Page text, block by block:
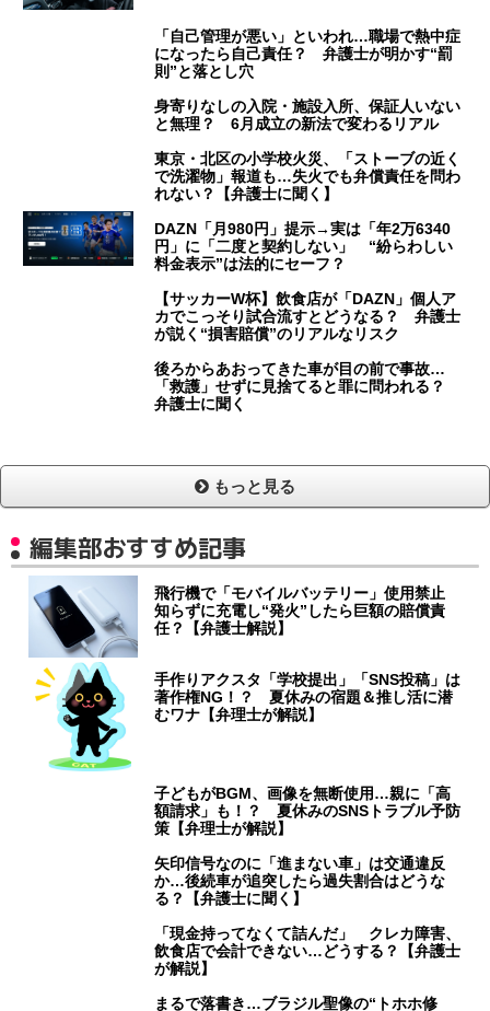
「自己管理が悪い」といわれ…職場で熱中症
になったら自己責任？ 弁護士が明かす“罰
則”と落とし穴
身寄りなしの入院・施設入所、保証人いない
と無理？ 6月成立の新法で変わるリアル
東京・北区の小学校火災、「ストーブの近く
で洗濯物」報道も…失火でも弁償責任を問わ
れない？【弁護士に聞く】
DAZN「月980円」提示→実は「年2万6340
円」に「二度と契約しない」 “紛らわしい
料金表示”は法的にセーフ？
【サッカーW杯】飲食店が「DAZN」個人ア
カでこっそり試合流すとどうなる？ 弁護士
が説く“損害賠償”のリアルなリスク
後ろからあおってきた車が目の前で事故…
「救護」せずに見捨てると罪に問われる？
弁護士に聞く
もっと見る
編集部おすすめ記事
飛行機で「モバイルバッテリー」使用禁止
知らずに充電し“発火”したら巨額の賠償責
任？【弁護士解説】
手作りアクスタ「学校提出」「SNS投稿」は
著作権NG！？ 夏休みの宿題＆推し活に潜
むワナ【弁理士が解説】
子どもがBGM、画像を無断使用…親に「高
額請求」も！？ 夏休みのSNSトラブル予防
策【弁理士が解説】
矢印信号なのに「進まない車」は交通違反
か…後続車が追突したら過失割合はどうな
る？【弁護士に聞く】
「現金持ってなくて詰んだ」 クレカ障害、
飲食店で会計できない…どうする？【弁護士
が解説】
まるで落書き…ブラジル聖像の“トホホ修